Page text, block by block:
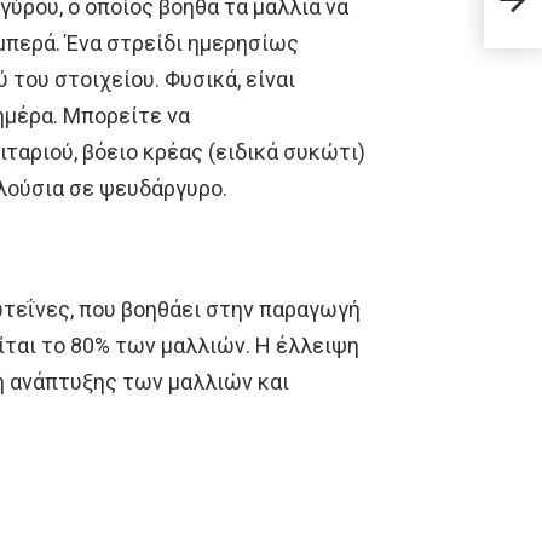
ο οποίος βοηθά τα μαλλιά να
Ένα στρείδι ημερησίως
στοιχείου. Φυσικά, είναι
Μπορείτε να
βόειο κρέας (ειδικά συκώτι)
σε ψευδάργυρο.
που βοηθάει στην παραγωγή
το 80% των μαλλιών. Η έλλειψη
ανάπτυξης των μαλλιών και